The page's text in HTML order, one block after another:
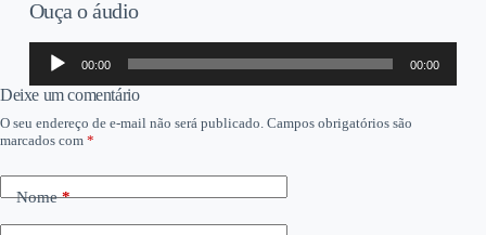
Ouça o áudio
Tocador
áudio
00:00 00:00
Deixe um comentário
O seu endereço de e-mail não será publicado. Campos obrigatórios são
marcados com *
Nome*